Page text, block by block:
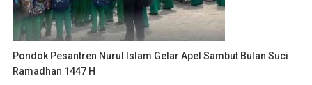
Pondok Pesantren Nurul Islam Gelar Apel Sambut Bulan Suci
Ramadhan 1447 H